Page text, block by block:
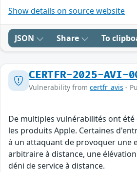
Show details on source website
JSON Share To
CERTFR-2025-AVI-
Vulnerability from certfr_avis -
De multiples vulnérabilités ont été
les produits Apple. Certaines
à un attaquant de provoquer une
arbitraire à distance, une
déni de service à distance.